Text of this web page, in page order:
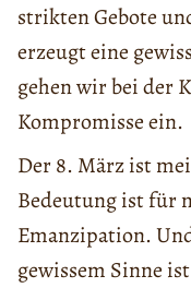
strikten Gebote
erzeugt eine
gehen wir bei der
Kompromisse ein.
Der 8. März ist
Bedeutung ist für
Emanzipation.
gewissem Sinne